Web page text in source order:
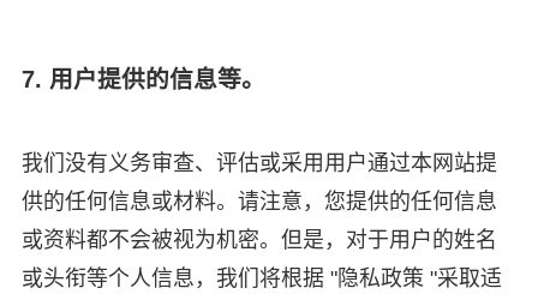
7. 用户提供的信息等。
我们没有义务审查、评估或采用用户通过本网站提
供的任何信息或材料。请注意，您提供的任何信息
或资料都不会被视为机密。但是，对于用户的姓名
或头衔等个人信息，我们将根据 "隐私政策 "采取适